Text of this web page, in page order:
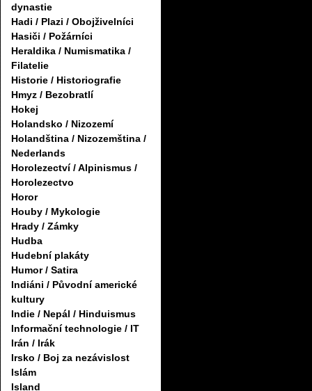
dynastie
Hadi / Plazi / Obojživelníci
Hasiči / Požárníci
Heraldika / Numismatika /
Filatelie
Historie / Historiografie
Hmyz / Bezobratlí
Hokej
Holandsko / Nizozemí
Holandština / Nizozemština /
Nederlands
Horolezectví / Alpinismus /
Horolezectvo
Horor
Houby / Mykologie
Hrady / Zámky
Hudba
Hudební plakáty
Humor / Satira
Indiáni / Původní americké
kultury
Indie / Nepál / Hinduismus
Informační technologie / IT
Irán / Irák
Irsko / Boj za nezávislost
Islám
Island